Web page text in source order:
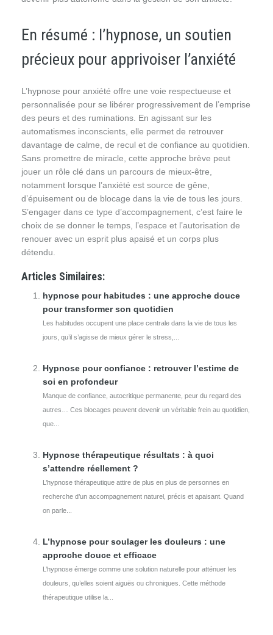
En résumé : l’hypnose, un soutien
précieux pour apprivoiser l’anxiété
L’hypnose pour anxiété offre une voie respectueuse et
personnalisée pour se libérer progressivement de l’emprise
des peurs et des ruminations. En agissant sur les
automatismes inconscients, elle permet de retrouver
davantage de calme, de recul et de confiance au quotidien.
Sans promettre de miracle, cette approche brève peut
jouer un rôle clé dans un parcours de mieux-être,
notamment lorsque l’anxiété est source de gêne,
d’épuisement ou de blocage dans la vie de tous les jours.
S’engager dans ce type d’accompagnement, c’est faire le
choix de se donner le temps, l’espace et l’autorisation de
renouer avec un esprit plus apaisé et un corps plus
détendu.
Articles Similaires:
hypnose pour habitudes : une approche douce
pour transformer son quotidien
Les habitudes occupent une place centrale dans la vie de tous les
jours, qu’il s’agisse de mieux gérer le stress,...
Hypnose pour confiance : retrouver l’estime de
soi en profondeur
Manque de confiance, autocritique permanente, peur du regard des
autres… Ces blocages peuvent devenir un véritable frein au quotidien,
que...
Hypnose thérapeutique résultats : à quoi
s’attendre réellement ?
L’hypnose thérapeutique attire de plus en plus de personnes en
recherche d’un accompagnement naturel, précis et apaisant. Quand
on parle...
L’hypnose pour soulager les douleurs : une
approche douce et efficace
L’hypnose émerge comme une solution naturelle pour atténuer les
douleurs, qu’elles soient aiguës ou chroniques. Cette méthode
thérapeutique utilise la...